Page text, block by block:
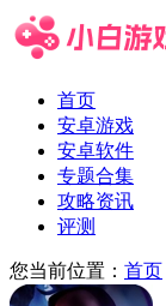
首页
安卓游戏
安卓软件
专题合集
攻略资讯
评测
您当前位置： 首页